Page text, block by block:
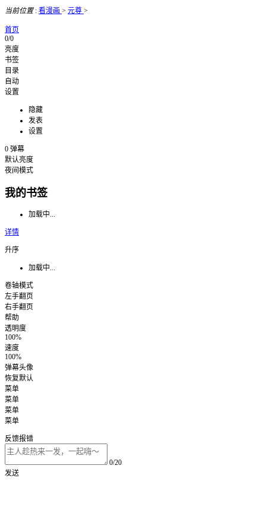
当前位置: 看漫画 > 元尊 >
首页
0/0
亮度
书签
目录
自动
设置
隐藏
发表
设置
0 弹幕
默认亮度
夜间模式
我的书签
加载中...
详情
升序
加载中...
卷轴模式
左手翻页
右手翻页
帮助
透明度
100%
速度
100%
弹幕头像
恢复默认
菜单
菜单
菜单
菜单
反馈报错
0/20
发送